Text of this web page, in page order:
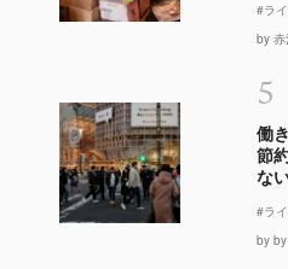
#ラ
by 赤
5
働
節
な
#ラ
by